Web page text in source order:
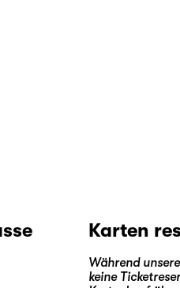
Karten
Während
keine